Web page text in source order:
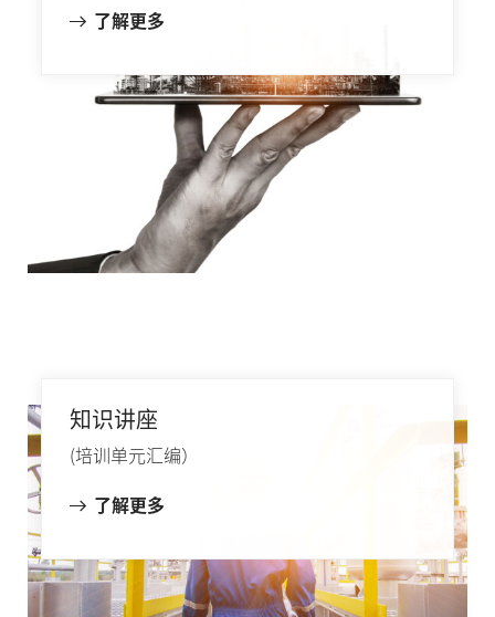
了解更多
知识讲座
(培训单元汇编）
了解更多